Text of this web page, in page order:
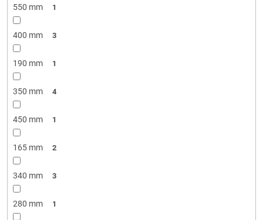
550 mm 1
400 mm 3
190 mm 1
350 mm 4
450 mm 1
165 mm 2
340 mm 3
280 mm 1